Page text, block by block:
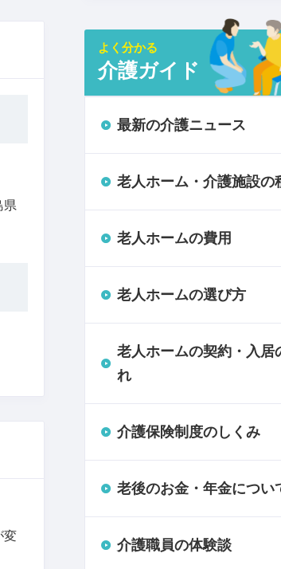
県
変
よく分かる
介護ガイド
最新の介護ニュース
老人ホーム・介護施設の
老人ホームの費用
老人ホームの選び方
老人ホームの契約・入居
れ
介護保険制度のしくみ
老後のお金・年金につい
介護職員の体験談